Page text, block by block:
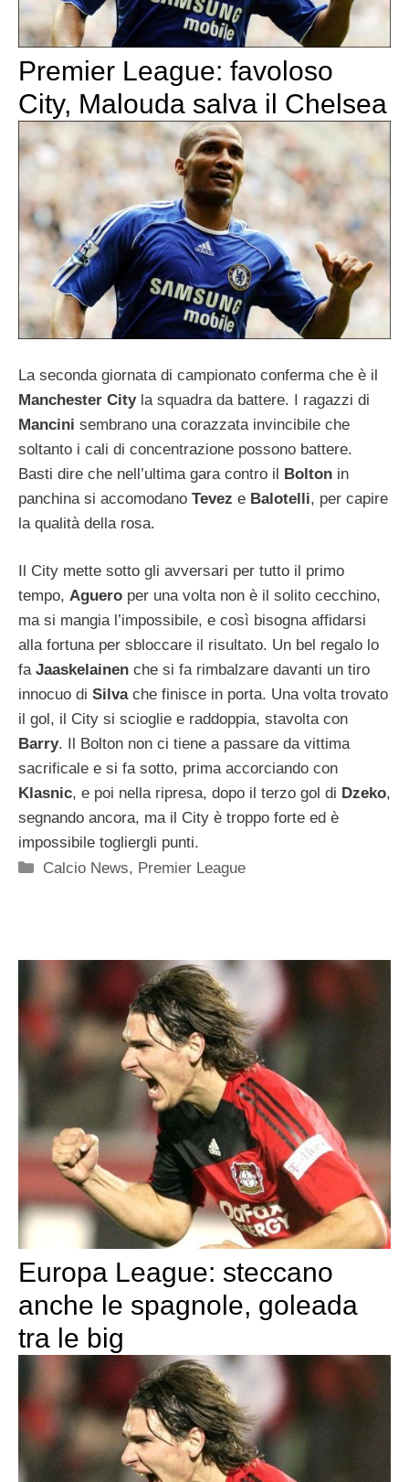
Premier League: favoloso
City, Malouda salva il Chelsea
La seconda giornata di campionato conferma che è il
Manchester Cityla squadra da battere. I ragazzi di
Mancini sembrano una corazzata invincibile che
soltanto i cali di concentrazione possono battere.
Basti dire che nell’ultima gara contro il Bolton in
panchina si accomodano Tevez e Balotelli, per capire
la qualità della rosa.
Il City mette sotto gli avversari per tutto il primo
tempo, Aguero per una volta non è il solito cecchino,
ma si mangia l’impossibile, e così bisogna affidarsi
alla fortuna per sbloccare il risultato. Un bel regalo lo
fa Jaaskelainen che si fa rimbalzare davanti un tiro
innocuo di Silvache finisce in porta. Una volta trovato
il gol, il City si scioglie e raddoppia, stavolta con
Barry. Il Bolton non ci tiene a passare da vittima
sacrificale e si fa sotto, prima accorciando con
Klasnic, e poi nella ripresa, dopo il terzo gol di Dzeko,
segnando ancora, ma il City è troppo forte ed è
impossibile togliergli punti.
Categorie
Calcio News, Premier League
Europa League: steccano
anche le spagnole, goleada
tra le big